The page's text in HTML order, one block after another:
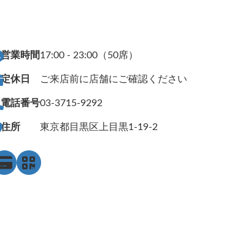
営業時間17:00 - 23:00（50席）
定休日 ご来店前に店舗にご確認ください
電話番号03-3715-9292
住所 東京都目黒区上目黒1-19-2